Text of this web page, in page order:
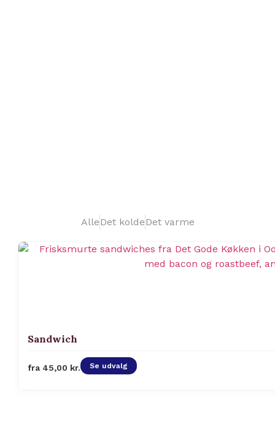
AlleDet koldeDet varme
Sandwich
fra 45,00 kr. Se udvalg